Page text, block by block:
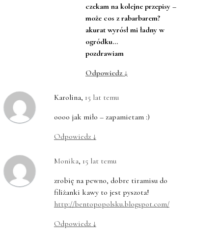
czekam na kolejne przepisy –
może cos z rabarbarem?
akurat wyrósł mi ładny w
ogródku…
pozdrawiam
Odpowiedz ↓
Karolina, 15 lat temu
oooo jak miło – zapamietam :)
Odpowiedz ↓
Monika, 15 lat temu
zrobię na pewno, dobre tiramisu do
filiżanki kawy to jest pyszota!
http://bentopopolsku.blogspot.com/
Odpowiedz ↓